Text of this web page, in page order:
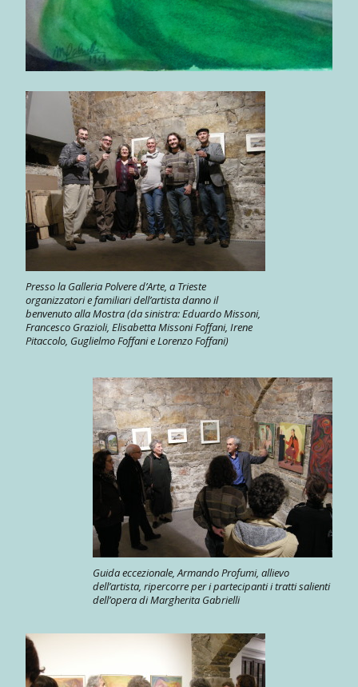
Presso la Galleria Polvere d’Arte, a Trieste
organizzatori e familiari dell’artista danno il
benvenuto alla Mostra (da sinistra: Eduardo Missoni,
Francesco Grazioli, Elisabetta Missoni Foffani, Irene
Pitaccolo, Guglielmo Foffani e Lorenzo Foffani)
Guida eccezionale, Armando Profumi, allievo
dell’artista, ripercorre per i partecipanti i tratti salienti
dell’opera di Margherita Gabrielli